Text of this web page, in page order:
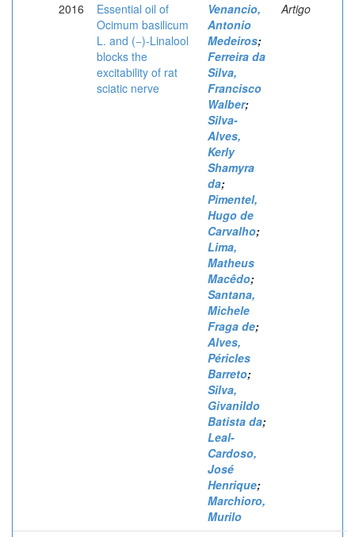
2016
Essential oil of
Ocimum basilicum
L. and (−)-Linalool
blocks the
excitability of rat
sciatic nerve
Venancio,
Antonio
Medeiros;
Ferreira da
Silva,
Francisco
Walber;
Silva-
Alves,
Kerly
Shamyra
da;
Pimentel,
Hugo de
Carvalho;
Lima,
Matheus
Macêdo;
Santana,
Michele
Fraga de;
Alves,
Péricles
Barreto;
Silva,
Givanildo
Batista da;
Leal-
Cardoso,
José
Henrique;
Marchioro,
Murilo
Artigo